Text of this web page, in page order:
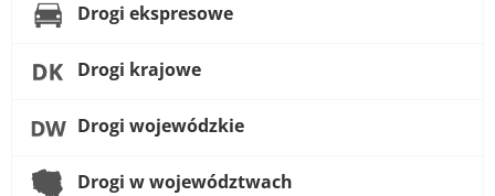
Drogi ekspresowe
Drogi krajowe
Drogi wojewódzkie
Drogi w województwach